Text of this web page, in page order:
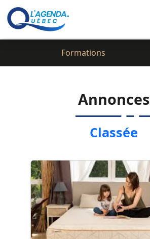
Clic icitte :
Annonces
Classée